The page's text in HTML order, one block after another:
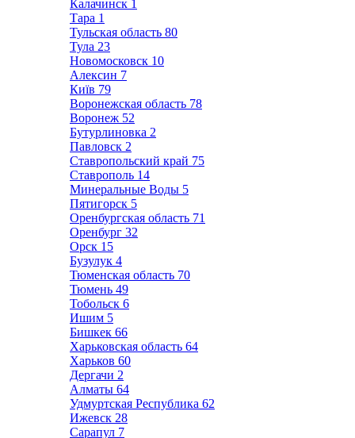
Калачинск 1
Тара 1
Тульская область 80
Тула 23
Новомосковск 10
Алексин 7
Київ 79
Воронежская область 78
Воронеж 52
Бутурлиновка 2
Павловск 2
Ставропольский край 75
Ставрополь 14
Минеральные Воды 5
Пятигорск 5
Оренбургская область 71
Оренбург 32
Орск 15
Бузулук 4
Тюменская область 70
Тюмень 49
Тобольск 6
Ишим 5
Бишкек 66
Харьковская область 64
Харьков 60
Дергачи 2
Алматы 64
Удмуртская Республика 62
Ижевск 28
Сарапул 7